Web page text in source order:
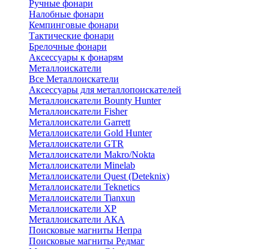
Ручные фонари
Налобные фонари
Кемпинговые фонари
Тактические фонари
Брелочные фонари
Аксессуары к фонарям
Металлоискатели
Все Металлоискатели
Аксессуары для металлопоискателей
Металлоискатели Bounty Hunter
Металлоискатели Fisher
Металлоискатели Garrett
Металлоискатели Gold Hunter
Металлоискатели GTR
Металлоискатели Makro/Nokta
Металлоискатели Minelab
Металлоискатели Quest (Deteknix)
Металлоискатели Teknetics
Металлоискатели Tianxun
Металлоискатели XP
Металлоискатели АКА
Поисковые магниты Непра
Поисковые магниты Редмаг